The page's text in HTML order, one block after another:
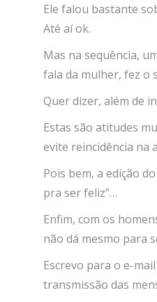
Ele falou bastante
Até aí ok.
Mas na sequência,
fala da mulher, fez o
Quer dizer, além de
Estas são atitudes
evite reincidência na
Pois bem, a edição
pra ser feliz”…
Enfim, com os
não dá mesmo para
Escrevo para o e-
transmissão das